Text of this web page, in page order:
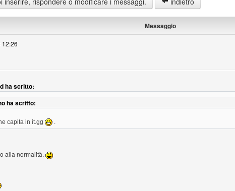
Messaggio
12:26
ha scritto:
ha scritto:
capita in it.gg .
alla normalità.